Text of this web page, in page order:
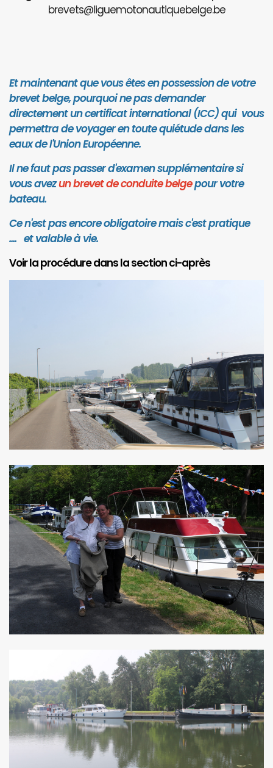
brevets@liguemotonautiquebelge.be
Et maintenant que vous êtes en possession de votre
brevet belge, pourquoi ne pas demander
directement un certificat international (ICC) qui vous
permettra de voyager en toute quiétude dans les
eaux de l'Union Européenne.
Il ne faut pas passer d'examen supplémentaire si
vous avezun brevet de conduite belgepour votre
bateau.
Ce n'est pas encore obligatoire mais c'est pratique
.... et valable à vie.
Voir la procédure dans la section ci-après